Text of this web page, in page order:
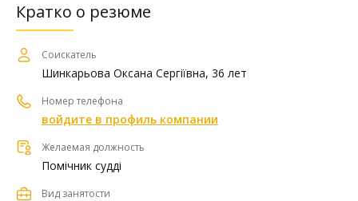
Кратко о резюме
Соискатель
Шинкарьова Оксана Сергіївна, 36 лет
Номер телефона
войдите в профиль компании
Желаемая должность
Помічник судді
Вид занятости